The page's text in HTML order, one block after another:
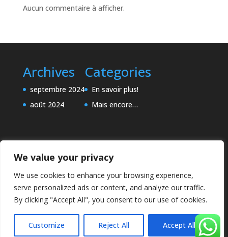
We value your privacy
We use cookies to enhance your browsing experience,
serve personalized ads or content, and analyze our traffic.
By clicking "Accept All", you consent to our use of cookies.
Customize Reject All Accept All
Aucun commentaire à afficher.
Archives
septembre 2024
août 2024
Categories
En savoir plus!
Mais encore…